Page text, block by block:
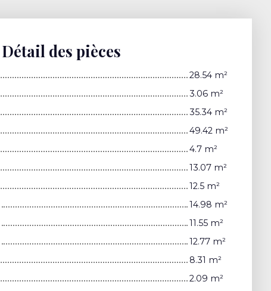
Détail des pièces
28.54 m²
3.06 m²
35.34 m²
49.42 m²
4.7 m²
13.07 m²
12.5 m²
14.98 m²
11.55 m²
12.77 m²
8.31 m²
2.09 m²